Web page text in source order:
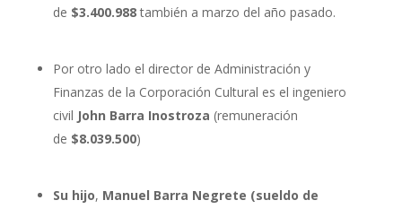
de $3.400.988también a marzo del año pasado.
Por otro lado el director de Administración y
Finanzas de la Corporación Cultural es el ingeniero
civil John Barra Inostroza (remuneración
de $8.039.500)
Su hijo, Manuel Barra Negrete (sueldo de